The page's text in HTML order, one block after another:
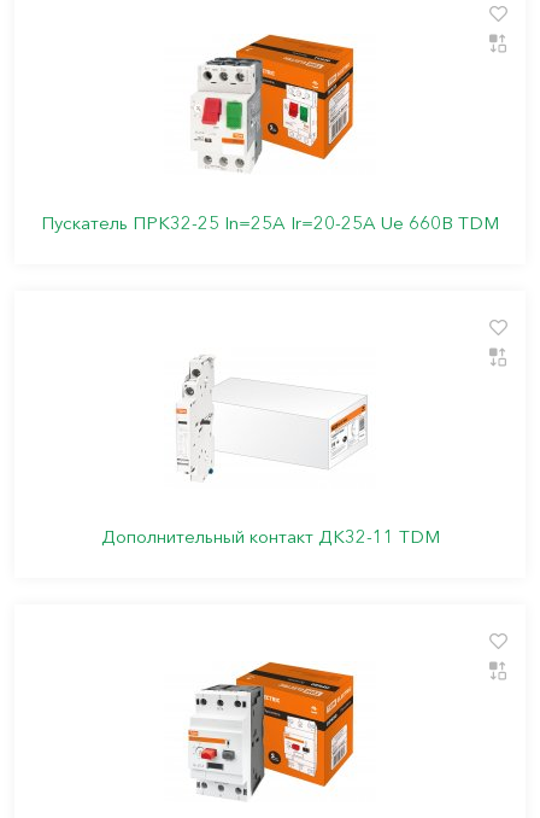
Пускатель ПРК32-25 In=25A Ir=20-25A Ue 660В TDM
Дополнительный контакт ДК32-11 TDM